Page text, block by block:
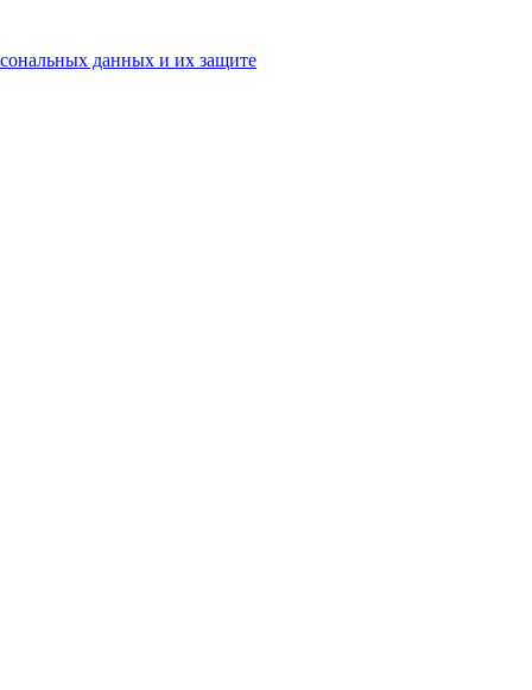
данных и их защите